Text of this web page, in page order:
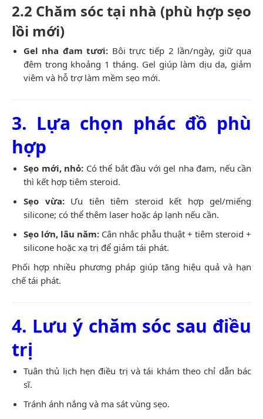
2.2 Chăm sóc tại nhà (phù hợp sẹo
lồi mới)
Gel nha đam tươi: Bôi trực tiếp 2 lần/ngày, giữ qua
đêm trong khoảng 1 tháng. Gel giúp làm dịu da, giảm
viêm và hỗ trợ làm mềm sẹo mới.
3. Lựa chọn phác đồ phù
hợp
Sẹo mới, nhỏ: Có thể bắt đầu với gel nha đam, nếu cần
thì kết hợp tiêm steroid.
Sẹo vừa:Ưu tiên tiêm steroid kết hợp gel/miếng
silicone; có thể thêm laser hoặc áp lạnh nếu cần.
Sẹo lớn, lâu năm: Cân nhắc phẫu thuật + tiêm steroid +
silicone hoặc xạ trị để giảm tái phát.
Phối hợp nhiều phương pháp giúp tăng hiệu quả và hạn
chế tái phát.
4. Lưu ý chăm sóc sau điều
trị
Tuân thủ lịch hẹn điều trị và tái khám theo chỉ dẫn bác
sĩ.
Tránh ánh nắng và ma sát vùng sẹo.